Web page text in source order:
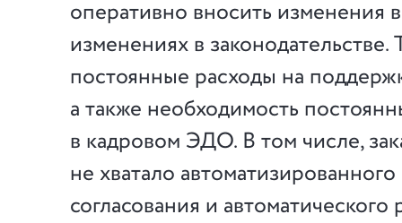
оперативно вносить изменения
изменениях в законодательстве.
постоянные расходы на
а также необходимость
в кадровом ЭДО. В том числе,
не хватало
согласования и